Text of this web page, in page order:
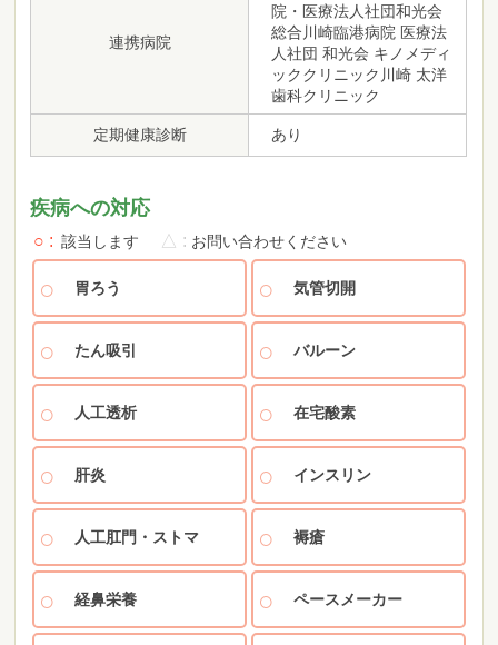
連携病院
院・医療法人社団和光会
総合川崎臨港病院 医療法
人社団 和光会 キノメディ
ッククリニック川崎 太洋
歯科クリニック
定期健康診断 あり
疾病への対応
○ 該当します △ お問い合わせください
胃ろう 気管切開
たん吸引 バルーン
人工透析 在宅酸素
肝炎 インスリン
人工肛門・ストマ 褥瘡
経鼻栄養 ペースメーカー